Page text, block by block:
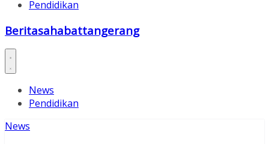
Pendidikan
Beritasahabattangerang
News
Pendidikan
News